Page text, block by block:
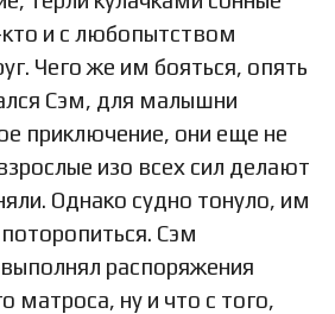
и с любопытством
Чего же им бояться, опять
Сэм, для малышни
приключение, они еще не
изо всех сил делают
Однако судно тонуло, им
Сэм
распоряжения
матроса, ну и что с того,